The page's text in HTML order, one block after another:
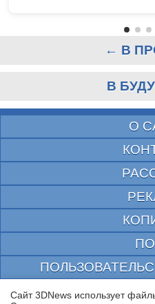
← В
В
О
Сайт 3DNews использует